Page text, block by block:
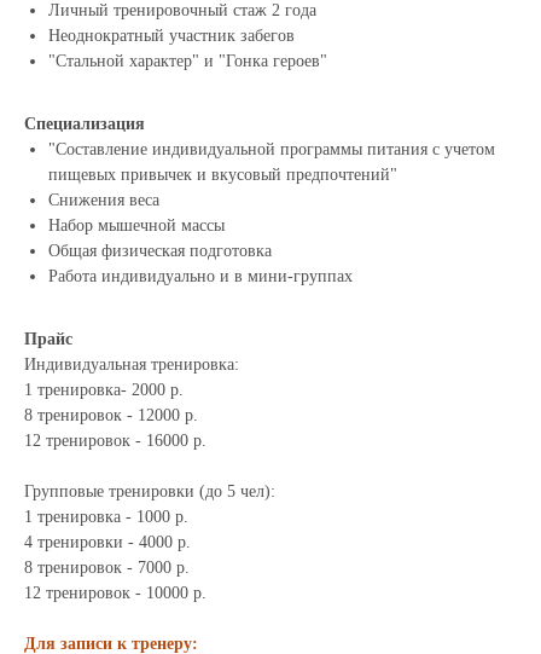
Личный тренировочный стаж 2 года
Неоднократный участник забегов
"Стальной характер" и "Гонка героев"
Специализация
"Составление индивидуальной программы питания с учетом
пищевых привычек и вкусовый предпочтений"
Снижения веса
Набор мышечной массы
Общая физическая подготовка
Работа индивидуально и в мини-группах
Прайс
Индивидуальная тренировка:
1 тренировка- 2000 р.
8 тренировок - 12000 р.
12 тренировок - 16000 р.
Групповые тренировки (до 5 чел):
1 тренировка - 1000 р.
4 тренировки - 4000 р.
8 тренировок - 7000 р.
12 тренировок - 10000 р.
Для записи к тренеру: